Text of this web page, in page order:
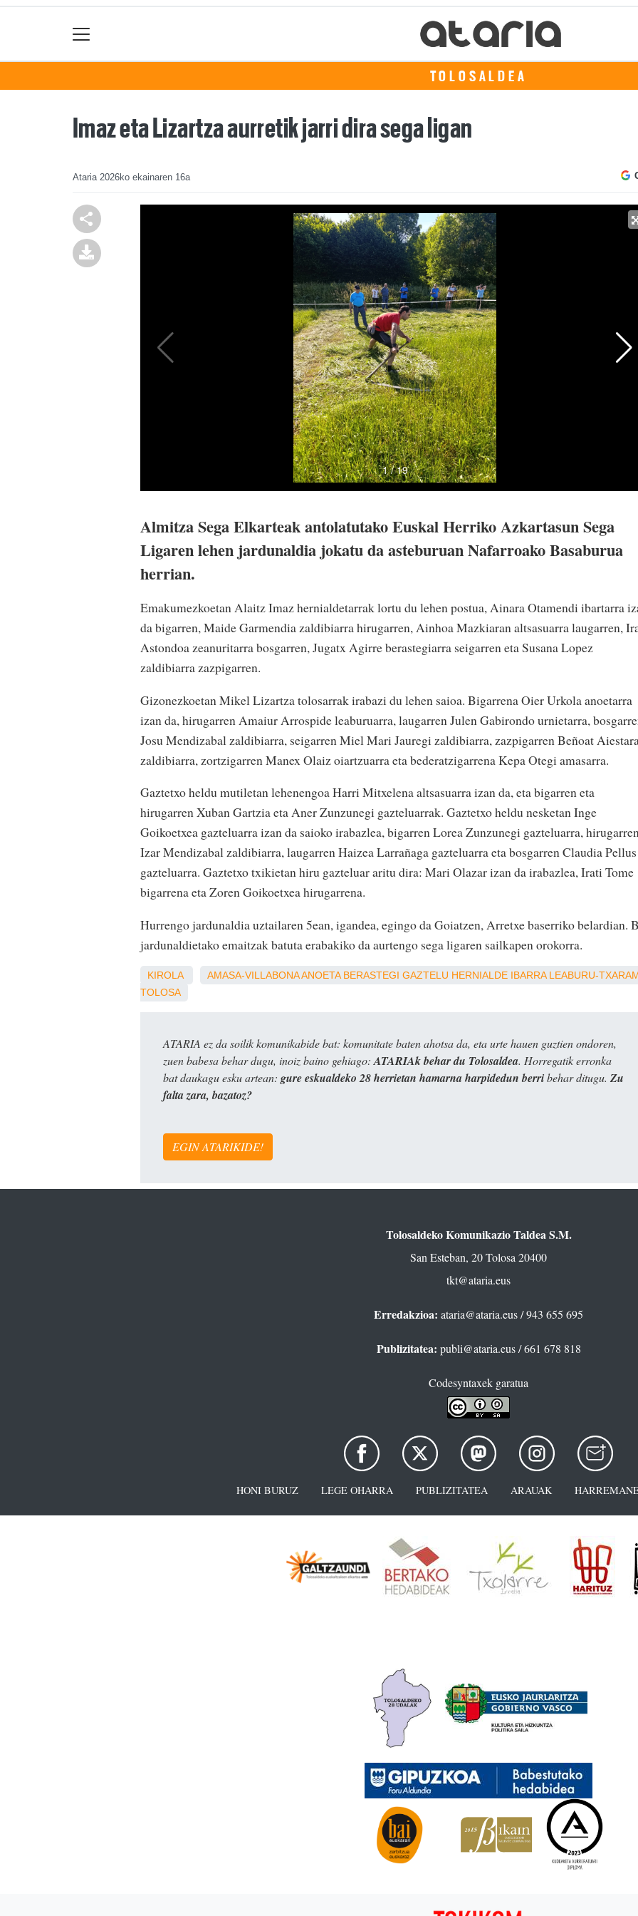
TOLOSALDEA
Imaz eta Lizartza aurretik jarri dira sega ligan
Ataria 2026ko ekainaren 16a
Almitza Sega Elkarteak antolatutako Euskal Herriko Azkartasun Sega
Ligaren lehen jardunaldia jokatu da asteburuan Nafarroako Basaburua
herrian.
Emakumezkoetan Alaitz Imaz hernialdetarrak lortu du lehen postua, Ainara Otamendi ibartarra
da bigarren, Maide Garmendia zaldibiarra hirugarren, Ainhoa Mazkiaran altsasuarra laugarren,
Astondoa zeanuritarra bosgarren, Jugatx Agirre berastegiarra seigarren eta Susana Lopez
zaldibiarra zazpigarren.
Gizonezkoetan Mikel Lizartza tolosarrak irabazi du lehen saioa. Bigarrena Oier Urkola anoetarra
izan da, hirugarren Amaiur Arrospide leaburuarra, laugarren Julen Gabirondo urnietarra,
Josu Mendizabal zaldibiarra, seigarren Miel Mari Jauregi zaldibiarra, zazpigarren Beñoat
zaldibiarra, zortzigarren Manex Olaiz oiartzuarra eta bederatzigarrena Kepa Otegi amasarra.
Gaztetxo heldu mutiletan lehenengoa Harri Mitxelena altsasuarra izan da, eta bigarren eta
hirugarren Xuban Gartzia eta Aner Zunzunegi gazteluarrak. Gaztetxo heldu nesketan Inge
Goikoetxea gazteluarra izan da saioko irabazlea, bigarren Lorea Zunzunegi gazteluarra,
Izar Mendizabal zaldibiarra, laugarren Haizea Larrañaga gazteluarra eta bosgarren Claudia Pellus
gazteluarra. Gaztetxo txikietan hiru gazteluar aritu dira: Mari Olazar izan da irabazlea, Irati Tome
bigarrena eta Zoren Goikoetxea hirugarrena.
Hurrengo jardunaldia uztailaren 5ean, igandea, egingo da Goiatzen, Arretxe baserriko belardian.
jardunaldietako emaitzak batuta erabakiko da aurtengo sega ligaren sailkapen orokorra.
KIROLA AMASA-VILLABONAANOETA BERASTEGI GAZTELU HERNIALDE IBARRA LEABURU-
TOLOSA
ATARIA ez da soilik komunikabide bat: komunitate baten ahotsa da, eta urte hauen guztien ondoren,
zuen babesa behar dugu, inoiz baino gehiago:ATARIAk behar du Tolosaldea. Horregatik erronka
bat daukagu esku artean: gure eskualdeko 28 herrietan hamarna harpidedun berribehar ditugu. Zu
falta zara, bazatoz?
EGIN ATARIKIDE!
Tolosaldeko Komunikazio Taldea S.M.
San Esteban, 20 Tolosa 20400
tkt@ataria.eus
Erredakzioa: ataria@ataria.eus/ 943 655 695
Publizitatea: publi@ataria.eus/ 661 678 818
Codesyntaxek garatua
HONI BURUZ LEGE OHARRA PUBLIZITATEA ARAUAK